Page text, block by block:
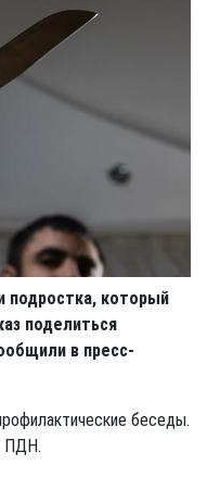
который
поделиться
в пресс-
беседы.
ПДН.